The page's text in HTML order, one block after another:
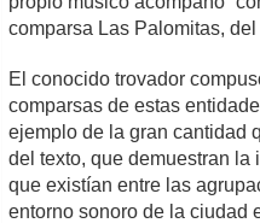
comparsa Las Palomitas,
El conocido trovador
comparsas de estas
ejemplo de la gran cantidad
del texto, que demuestran
que existían entre las
entorno sonoro de la ciudad